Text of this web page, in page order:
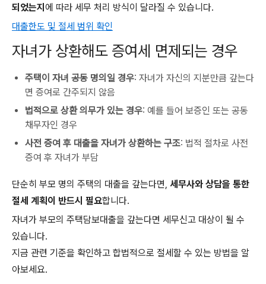
되었는지 에 따라 세무 처리 방식이 달라질 수 있습니다.
대출한도 및 절세 범위 확인
자녀가 상환해도 증여세 면제되는 경우
주택이 자녀 공동 명의일 경우: 자녀가 자신의 지분만큼 갚는다
면 증여로 간주되지 않음
법적으로 상환 의무가 있는 경우: 예를 들어 보증인 또는 공동
채무자인 경우
사전 증여 후 대출을 자녀가 상환하는 구조: 법적 절차로 사전
증여 후 자녀가 부담
단순히 부모 명의 주택의 대출을 갚는다면, 세무사와 상담을 통한
절세 계획이 반드시 필요합니다.
자녀가 부모의 주택담보대출을 갚는다면 세무신고 대상이 될 수
있습니다.
지금 관련 기준을 확인하고 합법적으로 절세할 수 있는 방법을 알
아보세요.